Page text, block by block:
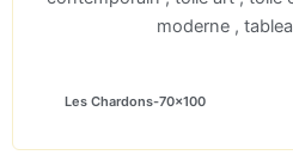
Les Chardons-70×100